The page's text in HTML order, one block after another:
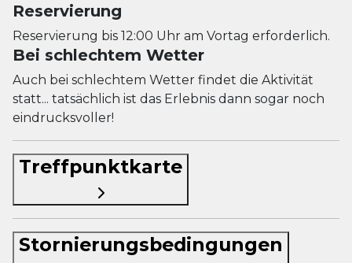
Reservierung
Reservierung bis 12:00 Uhr am Vortag erforderlich.
Bei schlechtem Wetter
Auch bei schlechtem Wetter findet die Aktivität
statt... tatsächlich ist das Erlebnis dann sogar noch
eindrucksvoller!
Treffpunktkarte
Stornierungsbedingungen